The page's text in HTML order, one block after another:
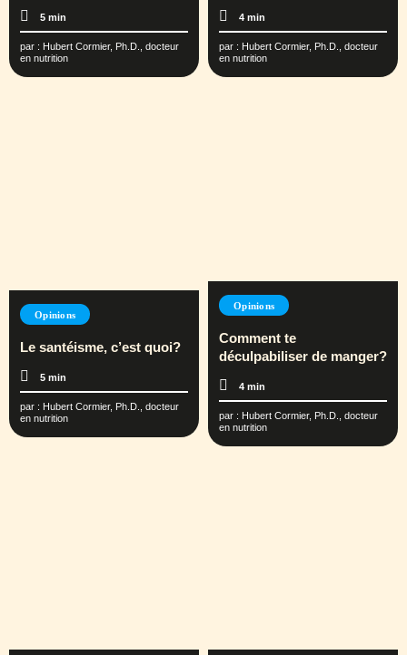
5 min
par : Hubert Cormier, Ph.D., docteur
en nutrition
4 min
par : Hubert Cormier, Ph.D., docteur
en nutrition
Opinions
Le santéisme, c’est quoi?
5 min
par : Hubert Cormier, Ph.D., docteur
en nutrition
Opinions
Comment te
déculpabiliser de manger?
4 min
par : Hubert Cormier, Ph.D., docteur
en nutrition